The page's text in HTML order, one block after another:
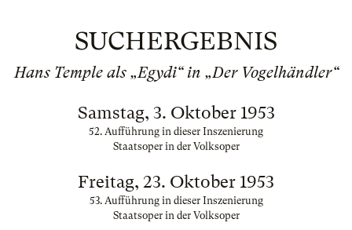
SUCHERGEBNIS
Hans Temple als „Egydi“ in „Der Vogelhändler“
Samstag, 3. Oktober 1953
52. Aufführung in dieser Inszenierung
Staatsoper in der Volksoper
Freitag, 23. Oktober 1953
53. Aufführung in dieser Inszenierung
Staatsoper in der Volksoper